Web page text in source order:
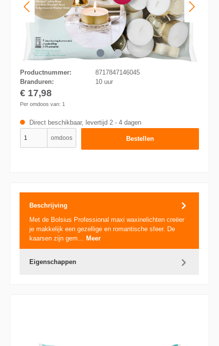
Productnummer:
8717847146045
Branduren:
10 uur
€ 17,98
Per omdoos van: 1
Direct beschikbaar, levertijd 2 - 4 dagen
omdoos Bestellen
Beschrijving
Met de Bolsius Professional maxi waxinelichten creëer
je makkelijk een gezellige en romantische sfeer. De
kaarsen zijn gem… Meer
Eigenschappen